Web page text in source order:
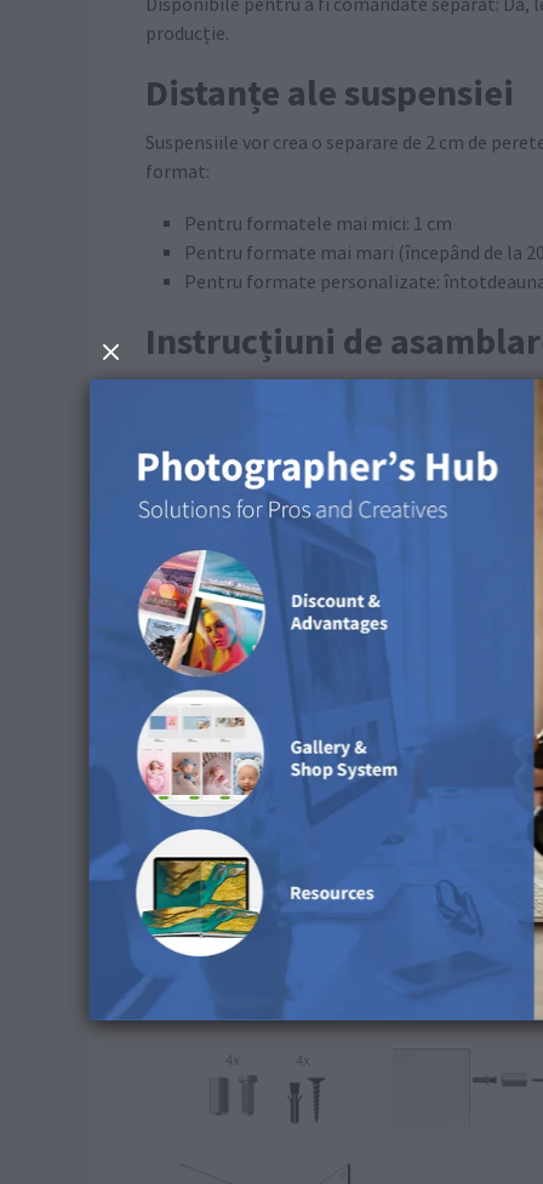
Disponibile pentru a fi comandate separat:
producție.
Distanțe ale suspensiei
Suspensiile vor crea o separare de 2 cm de
format:
Pentru formatele mai mici: 1 cm
Pentru formate mai mari (începând de la
Pentru formate personalizate:
Instrucțiuni de
Montare cu șuruburi
Șuruburi
Șurubelniță sau burghiu (în funcție de
Selectați locația dorită pentru montarea
pentru a vă asigura că marcajele de pe
Dacă nu aveți deja găuri în perete, faceți
furnizate cu suportul cu șuruburi.
Asigurați-vă că găurile sunt suficient de
Luați suportul cu șuruburi și plasați-l în
se alinieze cu găurile pilot de pe partea
Introduceți șuruburile prin orificiile din
sau un burghiu, oricare este potrivit
Strângeți șuruburile, dar aveți grijă să nu
suporturilor de șuruburi cu mâna.
Verificați dacă arta murală este fixată
impresionantă.
Felicitări, arta dvs. murală este acum agățată